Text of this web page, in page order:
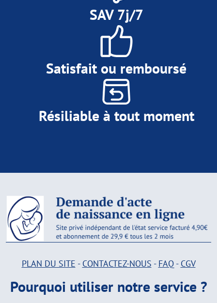
SAV 7j/7
Satisfait ou remboursé
Résiliable à tout moment
PLAN DU SITE - CONTACTEZ-NOUS - FAQ- CGV
Pourquoi utiliser notre service ?